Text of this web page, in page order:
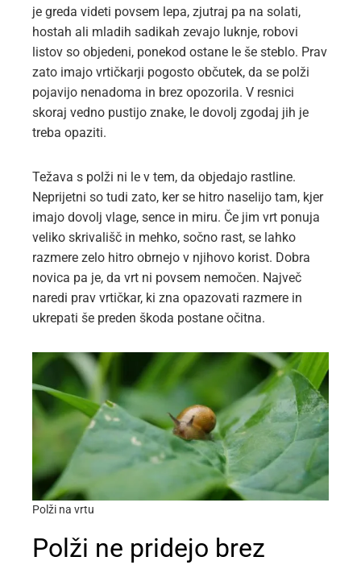
je greda videti povsem lepa, zjutraj pa na solati,
hostah ali mladih sadikah zevajo luknje, robovi
listov so objedeni, ponekod ostane le še steblo. Prav
zato imajo vrtičkarji pogosto občutek, da se polži
pojavijo nenadoma in brez opozorila. V resnici
skoraj vedno pustijo znake, le dovolj zgodaj jih je
treba opaziti.
Težava s polži ni le v tem, da objedajo rastline.
Neprijetni so tudi zato, ker se hitro naselijo tam, kjer
imajo dovolj vlage, sence in miru. Če jim vrt ponuja
veliko skrivališč in mehko, sočno rast, se lahko
razmere zelo hitro obrnejo v njihovo korist. Dobra
novica pa je, da vrt ni povsem nemočen. Največ
naredi prav vrtičkar, ki zna opazovati razmere in
ukrepati še preden škoda postane očitna.
Polži na vrtu
Polži ne pridejo brez